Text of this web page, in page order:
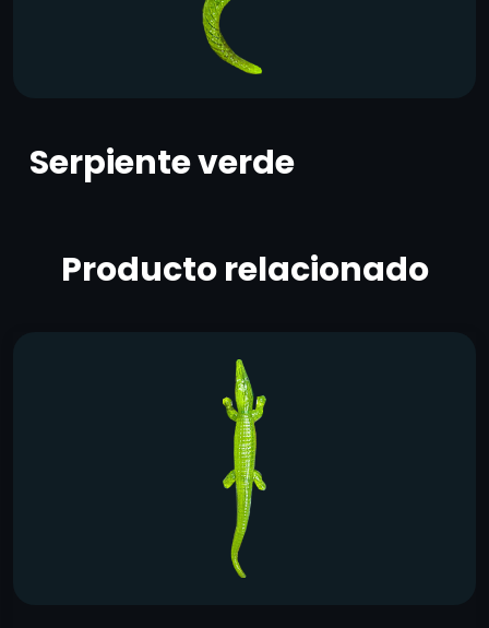
Serpiente verde
Producto relacionado